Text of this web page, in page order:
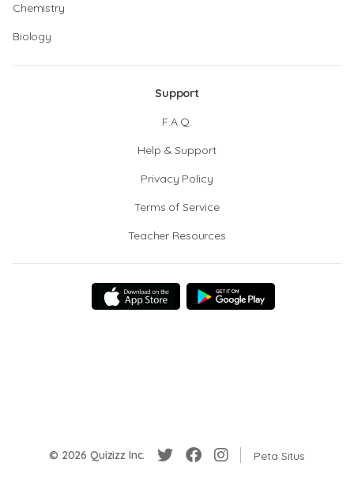
Chemistry
Biology
Support
F.A.Q.
Help & Support
Privacy Policy
Terms of Service
Teacher Resources
© 2026 Quizizz Inc. Peta Situs